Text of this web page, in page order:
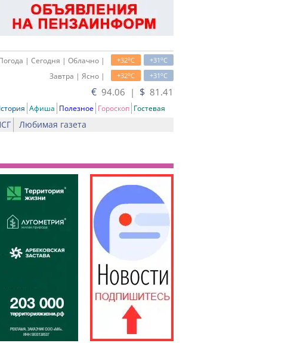
+31oC
+32oC
| Сегодня | Облачно |
+31oC
+32oC
Завтра | Ясно |
€ 94.06 | $ 81.41
Афиша Полезное Гороскоп Гостевая
Любимая газета